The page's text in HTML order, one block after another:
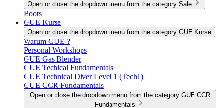
Open or close the dropdown menu from the category Sale
Boots
GUE Kurse
Open or close the dropdown menu from the category GUE Kurse
Warum GUE ?
Personal Workshops
GUE Gas Blender
GUE Techical Fundamentals
GUE Technical Diver Level 1 (Tech1)
GUE CCR Fundamentals
Open or close the dropdown menu from the category GUE CCR
Fundamentals